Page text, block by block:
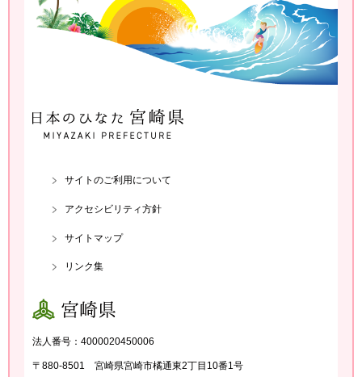
日本のひなた 宮崎県 MIYAZA
KI PREFECTURE
サイトのご利用について
アクセシビリティ方針
サイトマップ
リンク集
宮崎県
法人番号：4000020450006
〒880-8501 宮崎県宮崎市橘通東2丁目10番1号